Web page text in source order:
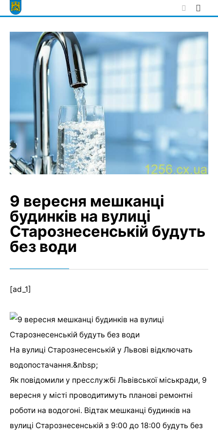
Skip
to
9 вересня мешканці
будинків на вулиці
Старознесенській будуть
без води
[ad_1]
На вулиці Старознесенській у Львові відключать
водопостачання.&nbsp;
Як повідомили у пресслужбі Львівської міськради, 9
вересня у місті проводитимуть планові ремонтні
роботи на водогоні. Відтак мешканці будинків на
вулиці Старознесенській з 9:00 до 18:00 будуть без